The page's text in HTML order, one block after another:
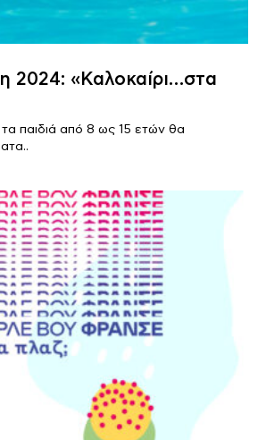
2024: «Καλοκαίρι…στα
παιδιά από 8 ως 15 ετών θα